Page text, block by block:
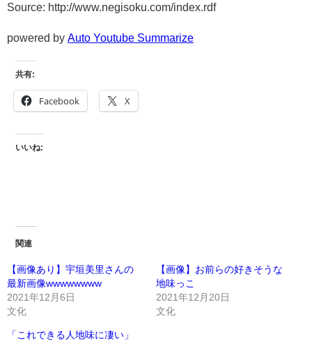
Source: http://www.negisoku.com/index.rdf
powered by Auto Youtube Summarize
共有:
Facebook X
いいね:
関連
【画像あり】宇垣美里さんの
最新画像wwwwwwww
2021年12月6日
文化
【画像】お前らの好きそうな
地味っこ
2021年12月20日
文化
「これできる人地味に凄い」